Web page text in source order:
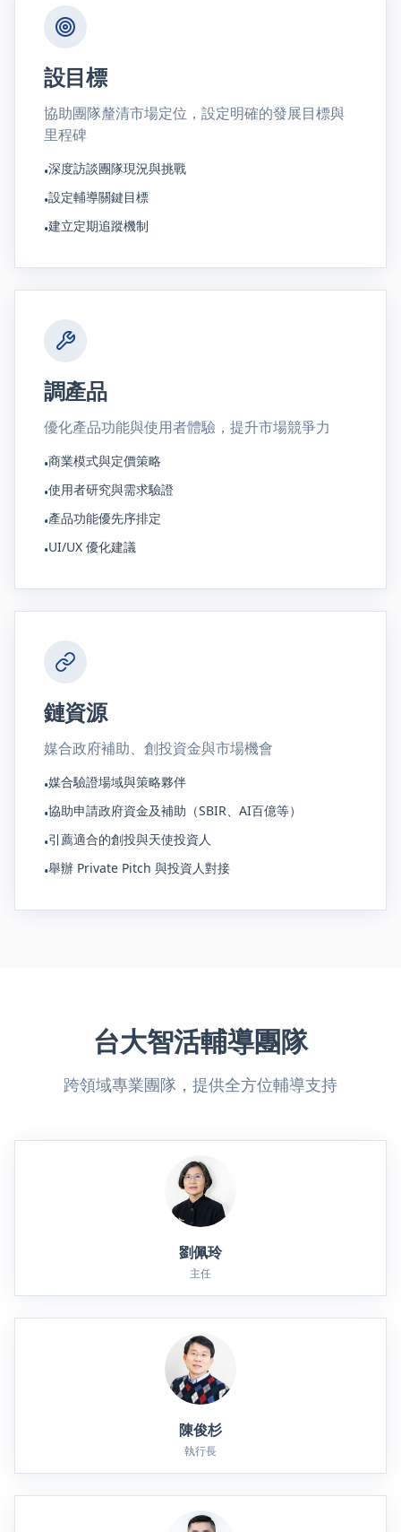
設目標
協助團隊釐清市場定位，設定明確的發展目標與
里程碑
•深度訪談團隊現況與挑戰
•設定輔導關鍵目標
•建立定期追蹤機制
調產品
優化產品功能與使用者體驗，提升市場競爭力
•商業模式與定價策略
•使用者研究與需求驗證
•產品功能優先序排定
•UI/UX 優化建議
鏈資源
媒合政府補助、創投資金與市場機會
•媒合驗證場域與策略夥伴
•協助申請政府資金及補助（SBIR、AI百億等）
•引薦適合的創投與天使投資人
•舉辦 Private Pitch 與投資人對接
台大智活輔導團隊
跨領域專業團隊，提供全方位輔導支持
劉佩玲
主任
陳俊杉
執行長